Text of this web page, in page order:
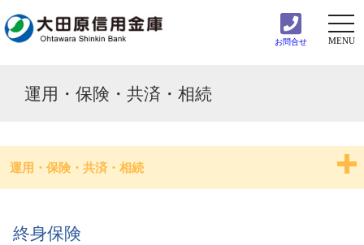
お問合せ MENU
運用・保険・共済・相続
運用・保険・共済・相続
終身保険